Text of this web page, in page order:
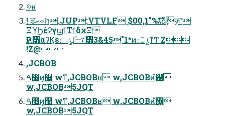
୭ʁ
! ਫށ༞հ.JUP:VTVLF $00,1"%גࣜձࣾٕज़෦
ΞϓϦέʔγϣϯΤϯδχΞ
Ҏલ͸αʔϏε։ൃɺ࠷ۙ͸3&45"1*ͷ։ൃͳͲ Z
!Z@
,JCBOB
ࠓ೔ͷ͓࿩ wͳͥ,JCBOBʁ w,JCBOBͷ࢖͍ํ
w,JCBOB5JQT
ࠓ೔ͷ͓࿩ wͳͥ,JCBOBʁ w,JCBOBͷ࢖͍ํ
w,JCBOB5JQT